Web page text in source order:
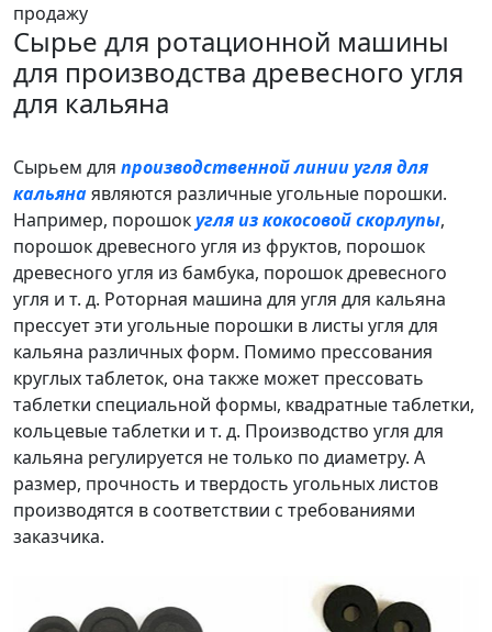
продажу
Сырье для ротационной машины
для производства древесного угля
для кальяна
Сырьем для производственной линии угля для
кальянаявляются различные угольные порошки.
Например, порошокугля из кокосовой скорлупы,
порошок древесного угля из фруктов, порошок
древесного угля из бамбука, порошок древесного
угля и т. д. Роторная машина для угля для кальяна
прессует эти угольные порошки в листы угля для
кальяна различных форм. Помимо прессования
круглых таблеток, она также может прессовать
таблетки специальной формы, квадратные таблетки,
кольцевые таблетки и т. д. Производство угля для
кальяна регулируется не только по диаметру. А
размер, прочность и твердость угольных листов
производятся в соответствии с требованиями
заказчика.